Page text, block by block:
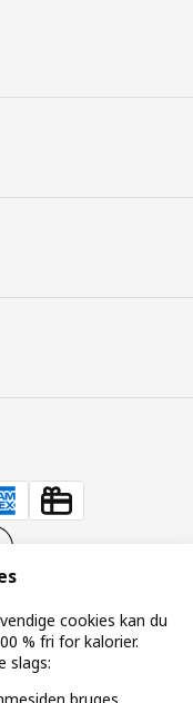
cookies kan du
% fri for kalorier.
slags: